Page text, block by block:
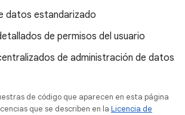
datos estandarizado
de permisos del usuario
de administración de datos
de código que aparecen en esta página
que se describen en la Licencia de